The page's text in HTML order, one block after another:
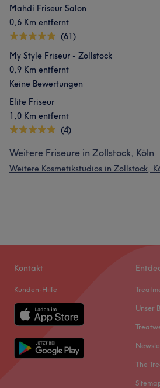
Mahdi Friseur Salon
0,6 Km entfernt
(61)
My Style Friseur - Zollstock
0,9 Km entfernt
Keine Bewertungen
Elite Friseur
1,0 Km entfernt
(4)
Weitere Friseure in Zollstock, Köln
Weitere Kosmetikstudios in Zollstock,
Kontakt
Kunden-Hilfe
Unser
The